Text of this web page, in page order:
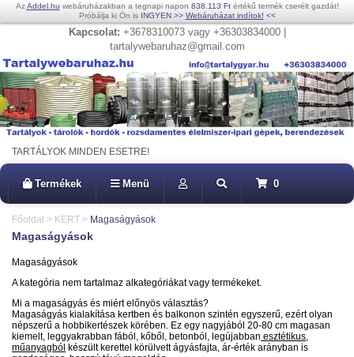
AzAddel.hu webáruházakban a tegnapi napon 838.113 Ftértékű termék cserélt gazdát!
Próbálja ki Ön is INGYEN >> Webáruházat indítok! <<
Kapcsolat: +3678310073 vagy +36303834000 |
tartalywebaruhaz@gmail.com
TARTÁLYOK MINDEN ESETRE!
Termékek Menü 0
Főoldal > KERT > Magaságyások
Magaságyások
Magaságyások
A kategória nem tartalmaz alkategóriákat vagy termékeket.
Mi a magaságyás és miért előnyös választás?
Magaságyás kialakítása kertben és balkonon szintén egyszerű, ezért olyan
népszerű a hobbikertészek körében. Ez egy nagyjából 20-80 cm magasan
kiemelt, leggyakrabban fából, kőből, betonból, legújabban esztétikus,
műanyagból készült kerettel körülvett ágyásfajta, ár-érték arányban is